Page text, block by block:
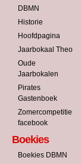
DBMN
Historie
Hoofdpagina
Jaarbokaal Theo
Oude
Jaarbokalen
Pirates
Gastenboek
Zomercompetitie
facebook
Boekies
Boekies DBMN